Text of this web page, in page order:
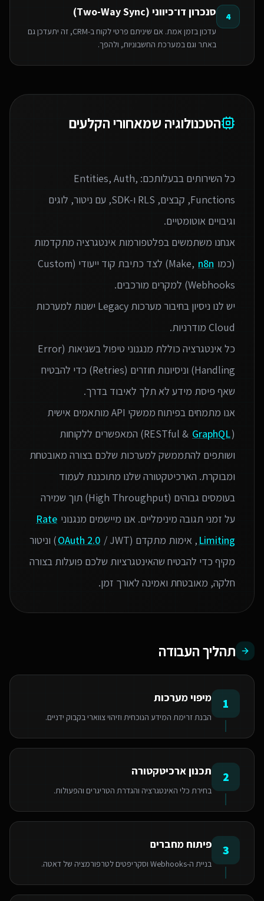
4 סנכרון דו־כיווני (Two-Way Sync)
עדכון בזמן אמת. אם שיניתם פרטי לקוח ב-CRM, זה יתעדכן גם
באתר וגם במערכת החשבוניות, ולהפך.
הטכנולוגיה שמאחורי הקלעים
כל השירותים בבעלותכם: Entities, Auth,
Functions, קבצים, RLS ו‑SDK, עם ניטור, לוגים
אנחנו משתמשים בפלטפורמות אינטגרציה מתקדמות
(כמו Make, n8n
) לצד כתיבת קוד ייעודי (Custom
יש לנו ניסיון בחיבור מערכות Legacy ישנות למערכות
כל אינטגרציה כוללת מנגנוני טיפול בשגיאות (Error
Handling) וניסיונות חוזרים (Retries) כדי להבטיח
אנו מתמחים בפיתוח ממשקי API מותאמים אישית
(RESTful &
GraphQL
) המאפשרים ללקוחות
ושותפים להתממשק למערכות שלכם בצורה מאובטחת
ומבוקרת. הארכיטקטורה שלנו מתוכננת לעמוד
בעומסים גבוהים (High Throughput) תוך שמירה
על זמני תגובה מינימליים. אנו מיישמים מנגנוני Rate
Limiting , אימות מתקדם ( OAuth 2.0/ JWT) וניטור
מקיף כדי להבטיח שהאינטגרציות שלכם פועלות בצורה
חלקה, מאובטחת ואמינה לאורך זמן.
תהליך העבודה
1 מיפוי מערכות
הבנת זרימת המידע הנוכחית וזיהוי צווארי בקבוק ידניים.
2 תכנון ארכיטקטורה
בחירת כלי האינטגרציה והגדרת הטריגרים והפעולות.
3 פיתוח מחברים
בניית ה-Webhooks וסקריפטים לטרפורמציה של דאטה.